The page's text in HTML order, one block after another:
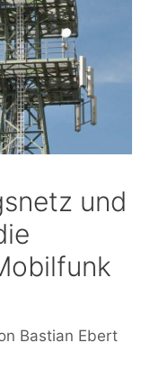
und
Bastian Ebert